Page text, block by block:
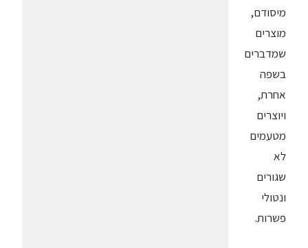
מיסודם,
מוצרים
שמדברים
בשפה
אחרת,
ויוצרים
מטעמים
לא
שגורים
ונטולי
פשרות.